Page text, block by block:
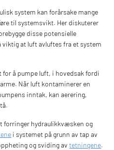
system kan forårsake mange
til systemsvikt. Her diskuterer
disse potensielle
viktig at luft avluftes fra et system
for å pumpe luft, i hovedsak fordi
Når luft kontaminerer en
inntak, kan aerering,
forringer hydraulikkvæsken og
i systemet på grunn av tap av
og sviding avtetningene.